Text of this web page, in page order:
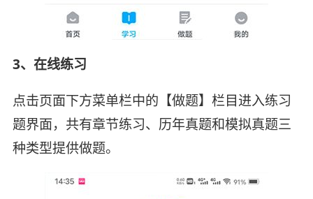
3、在线练习
点击页面下方菜单栏中的【做题】栏目进入练习
题界面，共有章节练习、历年真题和模拟真题三
种类型提供做题。